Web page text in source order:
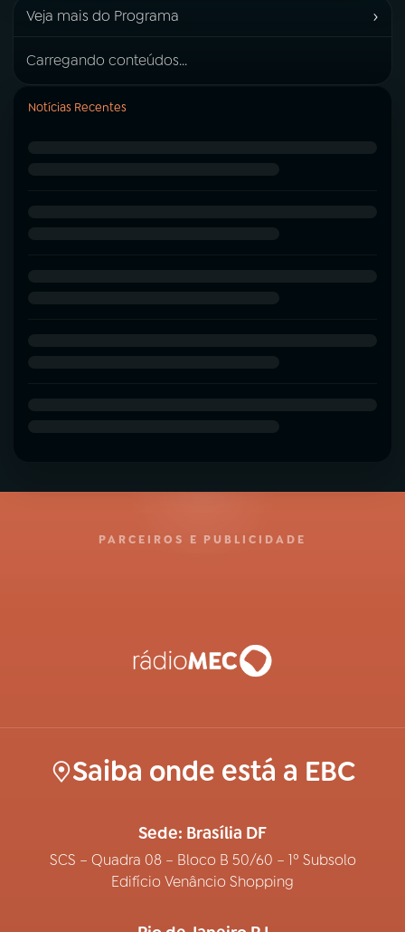
Veja mais do Programa ›
Carregando conteúdos...
Notícias Recentes
PARCEIROS E PUBLICIDADE
Saiba onde está a EBC
Sede: Brasília DF
SCS – Quadra 08 – Bloco B 50/60 – 1º Subsolo
Edifício Venâncio Shopping